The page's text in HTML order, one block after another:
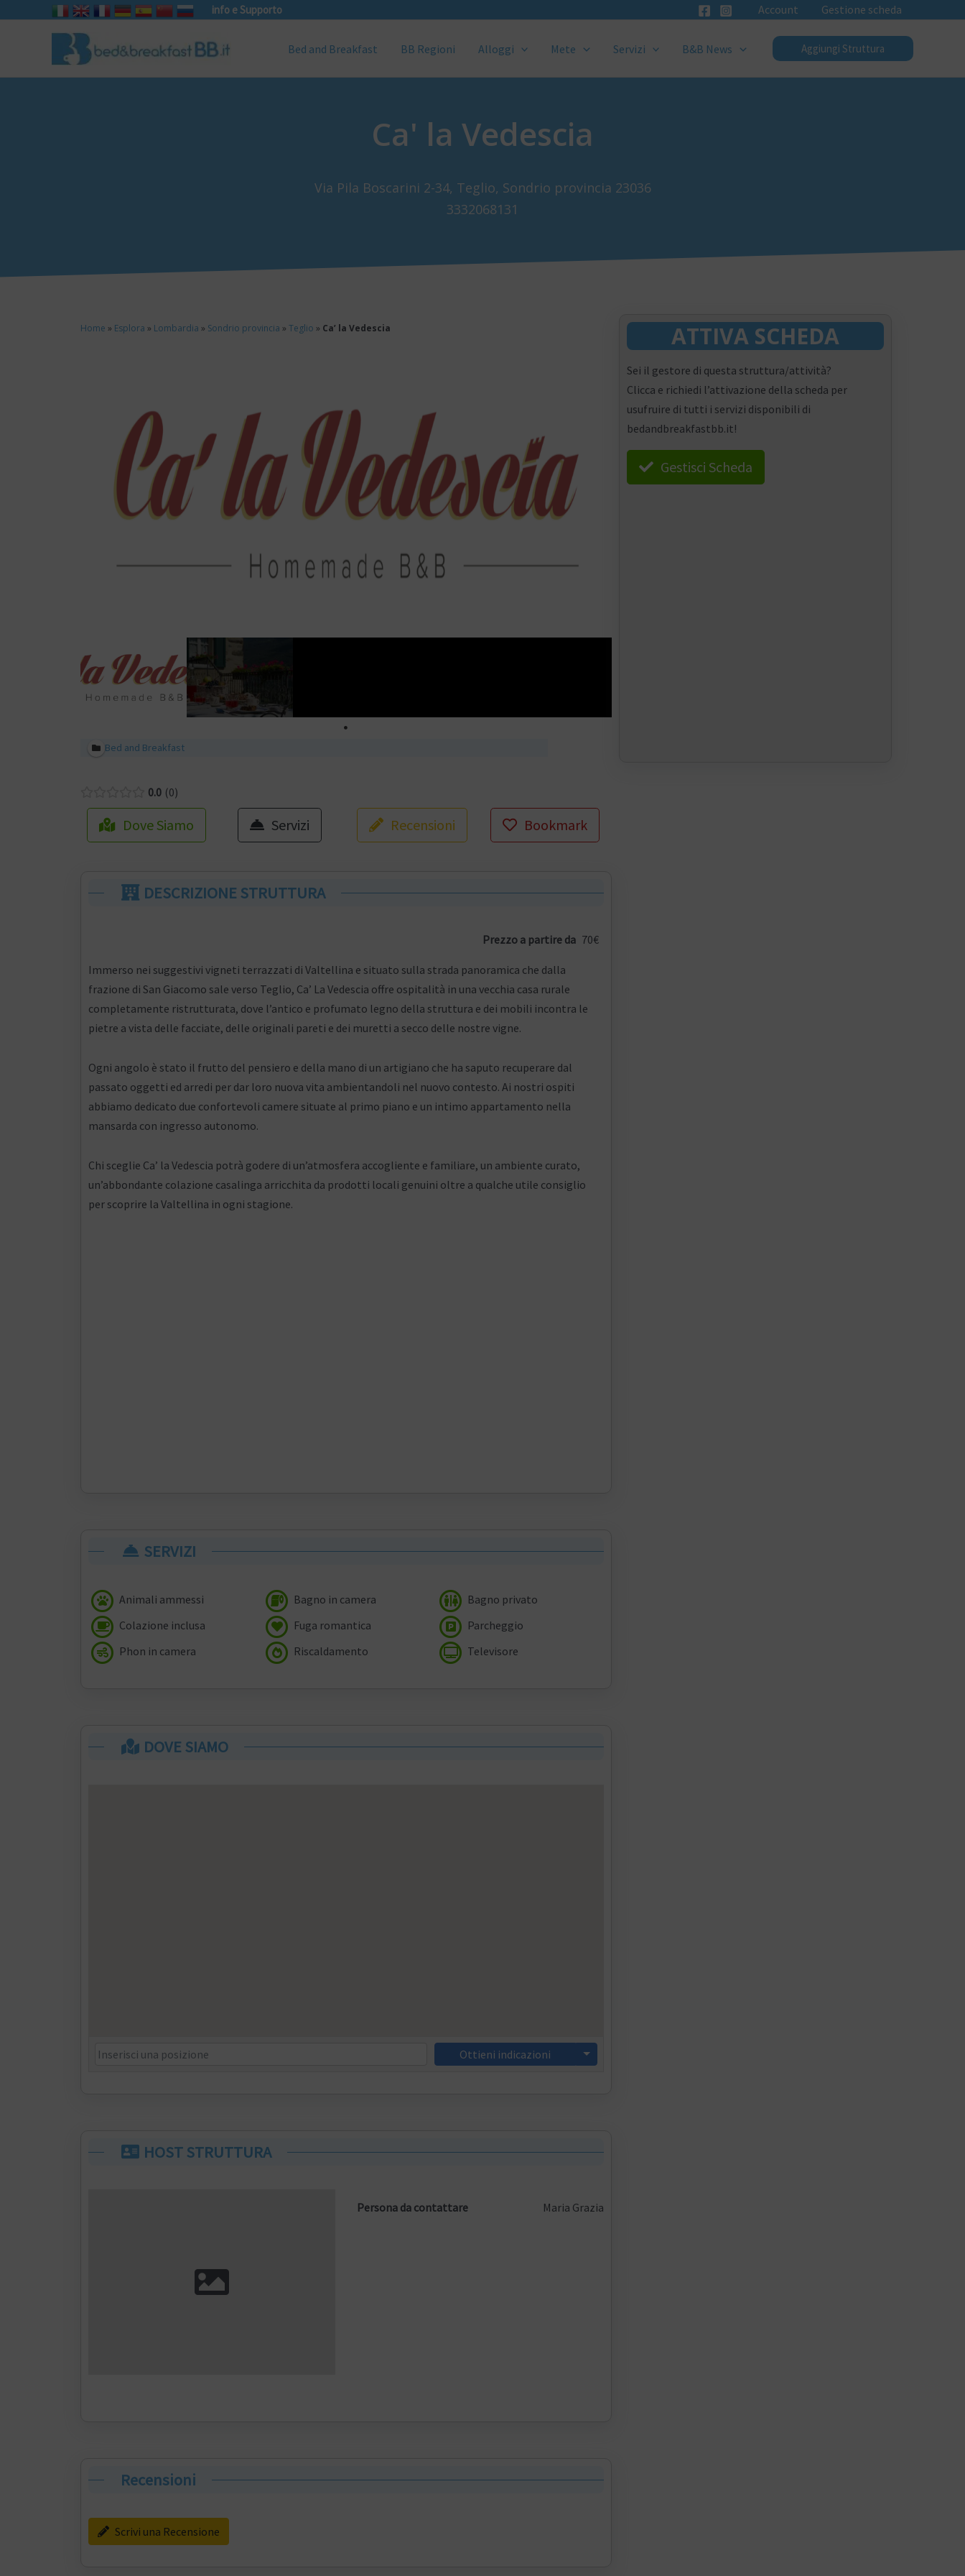
info e Supporto Account Gestione scheda
Bed and Breakfast BB Regioni Alloggi Mete Servizi B&B News Aggiungi Struttura
Ca' la Vedescia
Via Pila Boscarini 2-34, Teglio, Sondrio provincia 23036
3332068131
Home » Esplora » Lombardia » Sondrio provincia » Teglio » Ca’ la Vedescia
Bed and Breakfast
0.0 0
Dove Siamo Servizi Recensioni Bookmark
DESCRIZIONE STRUTTURA
Prezzo a partire da 70€
Immerso nei suggestivi vigneti terrazzati di Valtellina e situato sulla strada panoramica che dalla
frazione di San Giacomo sale verso Teglio, Ca’ La Vedescia offre ospitalità in una vecchia casa rurale
completamente ristrutturata, dove l’antico e profumato legno della struttura e dei mobili incontra le
pietre a vista delle facciate, delle originali pareti e dei muretti a secco delle nostre vigne.
Ogni angolo è stato il frutto del pensiero e della mano di un artigiano che ha saputo recuperare dal
passato oggetti ed arredi per dar loro nuova vita ambientandoli nel nuovo contesto. Ai nostri ospiti
abbiamo dedicato due confortevoli camere situate al primo piano e un intimo appartamento nella
mansarda con ingresso autonomo.
Chi sceglie Ca’ la Vedescia potrà godere di un’atmosfera accogliente e familiare, un ambiente curato,
un’abbondante colazione casalinga arricchita da prodotti locali genuini oltre a qualche utile consiglio
per scoprire la Valtellina in ogni stagione.
SERVIZI
Animali ammessi Bagno in camera
Bagno privato
Colazione inclusa
Fuga romantica
Parcheggio
Phon in camera
Riscaldamento Televisore
DOVE SIAMO
Ottieni indicazioni
HOST STRUTTURA
Persona da contattare Maria Grazia
Recensioni
Scrivi una Recensione
ATTIVA SCHEDA
Sei il gestore di questa struttura/attività?
Clicca e richiedi l’attivazione della scheda per
usufruire di tutti i servizi disponibili di
bedandbreakfastbb.it!
Gestisci Scheda